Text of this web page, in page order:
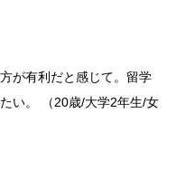
が有利だと感じて。留学
い。 （20歳/大学2年生/女